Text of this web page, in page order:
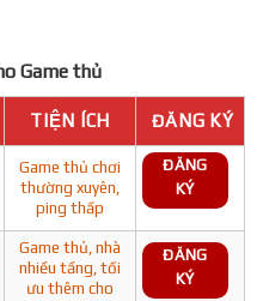
Game thủ
TIỆN ÍCH ĐĂNG KÝ
Game thủ chơi
thường xuyên,
ping thấp
ĐĂNG
KÝ
Game thủ, nhà
nhiều tầng, tối
ưu thêm cho
ĐĂNG
KÝ